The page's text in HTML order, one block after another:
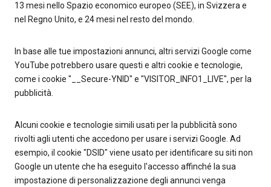
13 mesi nello Spazio economico europeo (SEE), in Svizzera e
nel Regno Unito, e 24 mesi nel resto del mondo.
In base alle tue impostazioni annunci, altri servizi Google come
YouTube potrebbero usare questi e altri cookie e tecnologie,
come i cookie "__Secure-YNID" e "VISITOR_INFO1_LIVE", per la
pubblicità.
Alcuni cookie e tecnologie simili usati per la pubblicità sono
rivolti agli utenti che accedono per usare i servizi Google. Ad
esempio, il cookie "DSID" viene usato per identificare su siti non
Google un utente che ha eseguito l'accesso affinché la sua
impostazione di personalizzazione degli annunci venga